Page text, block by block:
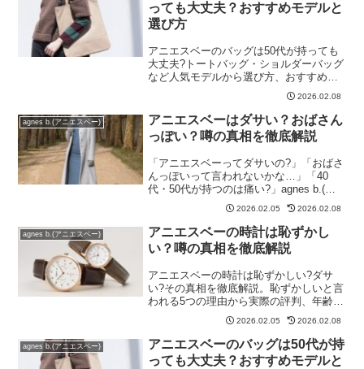
っても大丈夫？おすすめモデルと
選び方
アニエスベーのバッグは50代が持っても
大丈夫?トートバッグ・ショルダーバッグ
など人気モデルから選び方、おすすめコ
ーデまで。時代遅れにならない着こなし
2026.02.08
agnes b.(アニエスベー)
アニエスベーはダサい？おばさん
っぽい？噂の真相を徹底解説
「アニエスベーってダサいの?」「おばさ
んっぽいって言われないかな…」「40
代・50代が持つのは痛い?」agnes b.(ア
ニエスベー)のバッグや財布、服を買おう
と思って検索すると、「ダサい」「おば
さん」というキーワードが出てきて不安
になった...
2026.02.05 2026.02.08
agnes b.(アニエスベー)
アニエスベーの時計は恥ずかし
い？噂の真相を徹底解説
アニエスベーの時計は恥ずかしい?ダサ
い?その真相を徹底解説。恥ずかしいと言
われる5つの理由から実際の評判、年齢
層、中古価値まで。宅配買取QUOTが解
2026.02.05 2026.02.08
agnes b.(アニエスベー)
アニエスベーのバッグは50代が持
っても大丈夫？おすすめモデルと